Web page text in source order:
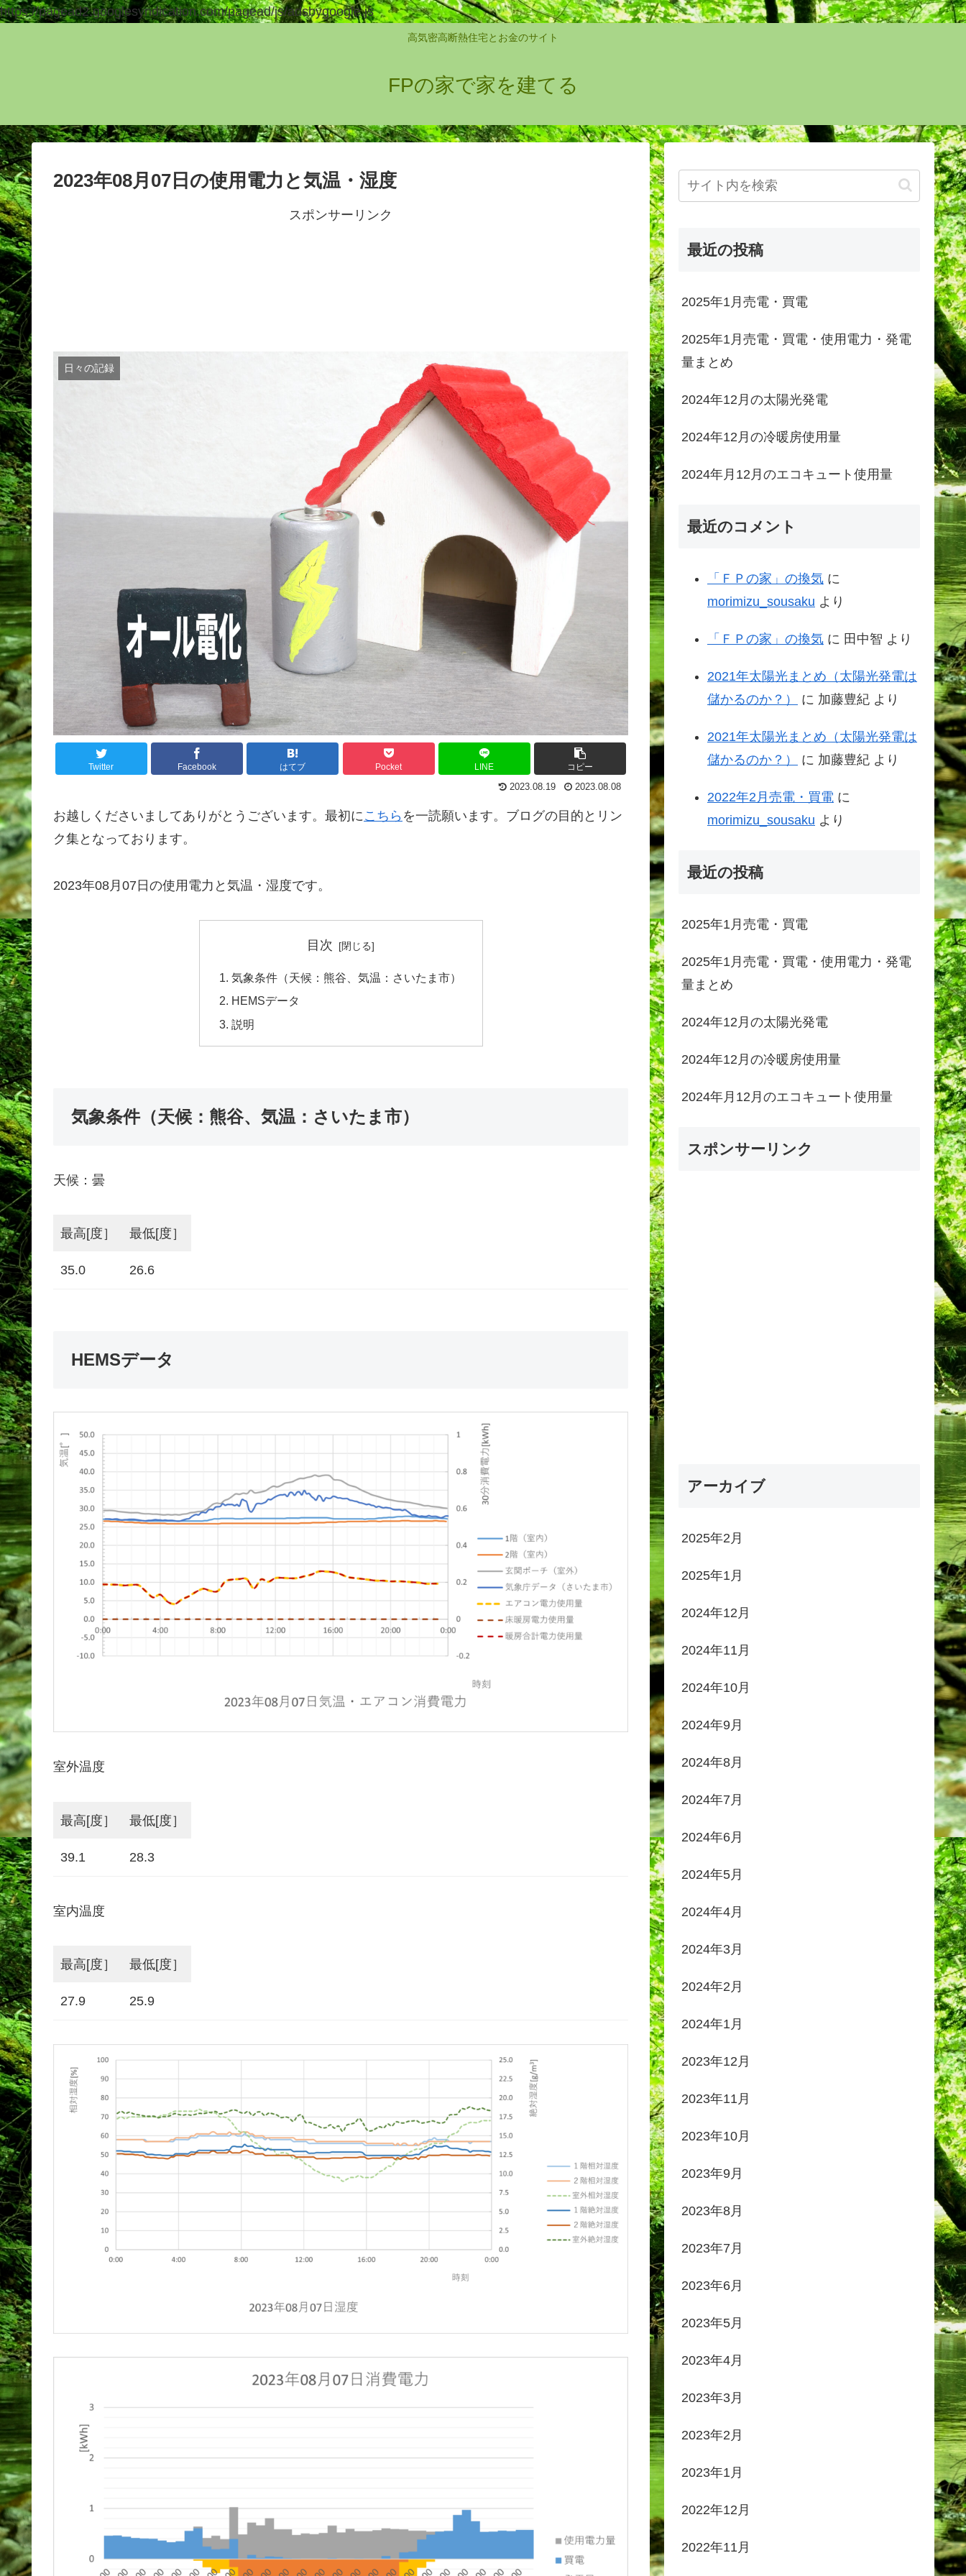
https://pagead2.googlesyndication.com/pagead/js/adsbygoogle.js
高気密高断熱住宅とお金のサイト
FPの家で家を建てる
2023年08月07日の使用電力と気温・湿度
スポンサーリンク
日々の記録
Twitter Facebook はてブ Pocket LINE コピー
2023.08.19 2023.08.08
お越しくださいましてありがとうございます。最初にこちら を一読願います。ブログの目的とリン
ク集となっております。
2023年08月07日の使用電力と気温・湿度です。
目次
気象条件（天候：熊谷、気温：さいたま市）
HEMSデータ
説明
気象条件（天候：熊谷、気温：さいたま市）
天候：曇
最高[度］ 最低[度］
35.0 26.6
HEMSデータ
室外温度
最高[度］ 最低[度］
39.1 28.3
室内温度
最高[度］ 最低[度］
27.9 25.9
最近の投稿
2025年1月売電・買電
2025年1月売電・買電・使用電力・発電
量まとめ
2024年12月の太陽光発電
2024年12月の冷暖房使用量
2024年月12月のエコキュート使用量
最近のコメント
「ＦＰの家」の換気 に
morimizu_sousaku より
「ＦＰの家」の換気 に 田中智 より
2021年太陽光まとめ（太陽光発電は
儲かるのか？）
に 加藤豊紀 より
2021年太陽光まとめ（太陽光発電は
儲かるのか？）
に 加藤豊紀 より
2022年2月売電・買電 に
morimizu_sousaku より
最近の投稿
2025年1月売電・買電
2025年1月売電・買電・使用電力・発電
量まとめ
2024年12月の太陽光発電
2024年12月の冷暖房使用量
2024年月12月のエコキュート使用量
スポンサーリンク
アーカイブ
2025年2月
2025年1月
2024年12月
2024年11月
2024年10月
2024年9月
2024年8月
2024年7月
2024年6月
2024年5月
2024年4月
2024年3月
2024年2月
2024年1月
2023年12月
2023年11月
2023年10月
2023年9月
2023年8月
2023年7月
2023年6月
2023年5月
2023年4月
2023年3月
2023年2月
2023年1月
2022年12月
2022年11月